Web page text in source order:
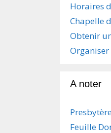
Horaires
Chapelle
Obtenir
A noter
Feuille